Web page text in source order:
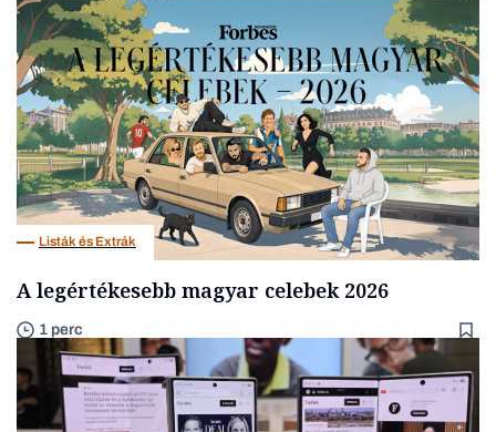
Listák és Extrák
A legértékesebb magyar celebek 2026
1 perc